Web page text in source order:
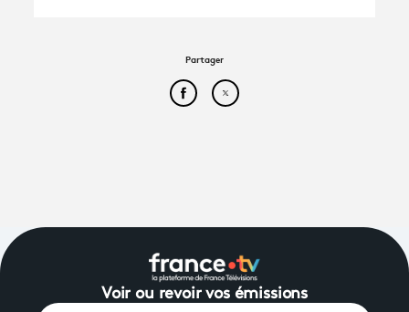
Partager
Partager cet article sur
Partager cet article sur
Voir ou revoir vos émissions